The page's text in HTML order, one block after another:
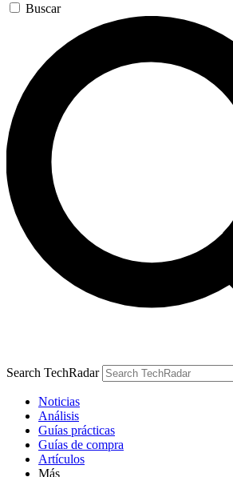
Buscar
Search TechRadar
Noticias
Análisis
Guías prácticas
Guías de compra
Artículos
Más